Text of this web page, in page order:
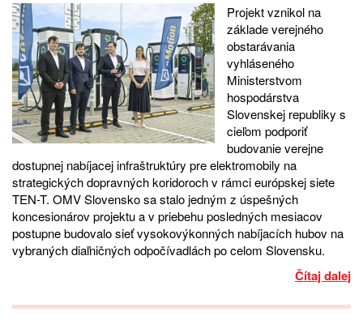
Projekt vznikol na
základe verejného
obstarávania
vyhláseného
Ministerstvom
hospodárstva
Slovenskej republiky s
cieľom podporiť
budovanie verejne
dostupnej nabíjacej infraštruktúry pre elektromobily na
strategických dopravných koridoroch v rámci európskej siete
TEN-T. OMV Slovensko sa stalo jedným z úspešných
koncesionárov projektu a v priebehu posledných mesiacov
postupne budovalo sieť vysokovýkonných nabíjacích hubov na
vybraných diaľničných odpočívadlách po celom Slovensku.
Čítaj dalej